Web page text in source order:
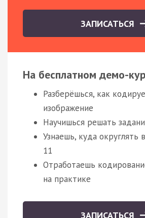
ЗАПИСАТЬСЯ
На бесплатном демо-
Разберёшься, как
изображение
Научишься решать
Узнаешь, куда округлять
11
Отработаешь
на практике
ЗАПИСАТЬСЯ